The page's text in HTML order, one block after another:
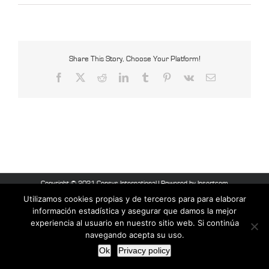
Censys
1
Share This Story, Choose Your Platform!
Facebook RedditLinkedInTumblr Pinterest
Vk Email
Copyright © 2021 Censys International |Powered by Insertcom
Facebook
MyBusiness
Utilizamos cookies propias y de terceros para para elaborar
información estadística y asegurar que damos la mejor
experiencia al usuario en nuestro sitio web. Si continúa
navegando acepta su uso.
Ok
Privacy policy